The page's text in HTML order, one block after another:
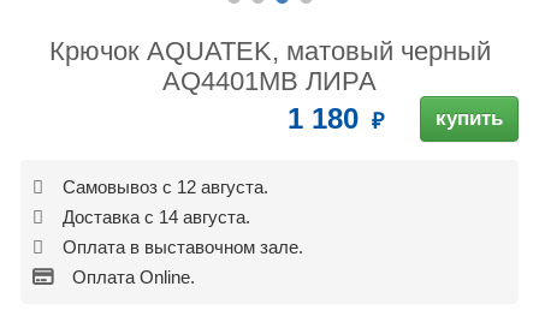
Крючок AQUATEK, матовый черный
AQ4401MB ЛИРА
1 180 купить
Самовывоз с 12 августа.
Доставка с 14 августа.
Оплата в выставочном зале.
Оплата Online.